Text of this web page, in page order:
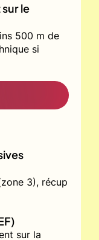
le
500 m de
si
3), récup
sur la